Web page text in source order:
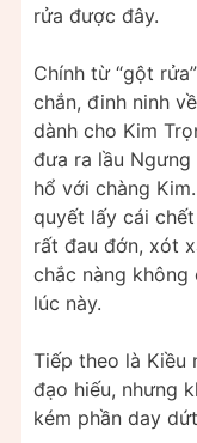
rửa được đây.
Chính từ “gột
chắn, đinh ninh
dành cho Kim
đưa ra lầu
hổ với chàng
quyết lấy cái
rất đau đớn, xót
chắc nàng
lúc này.
Tiếp theo là Kiều
đạo hiếu, nhưng
kém phần day